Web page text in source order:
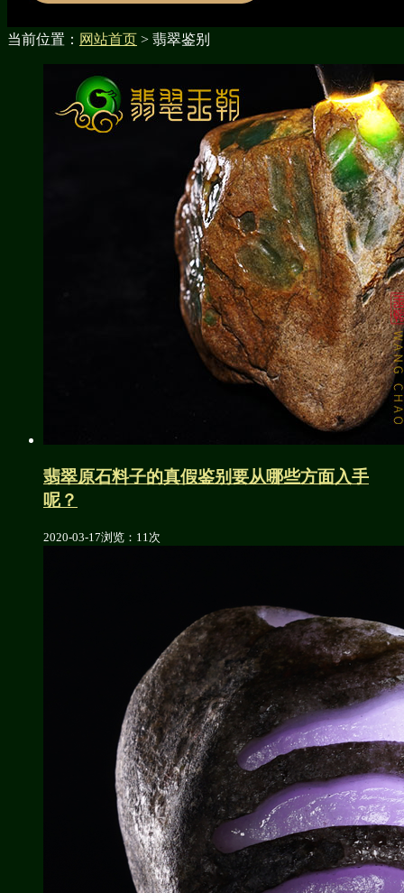
当前位置： 网站首页 > 翡翠鉴别
翡翠原石料子的真假鉴别要从哪些方面入手
呢？
2020-03-17浏览：11次